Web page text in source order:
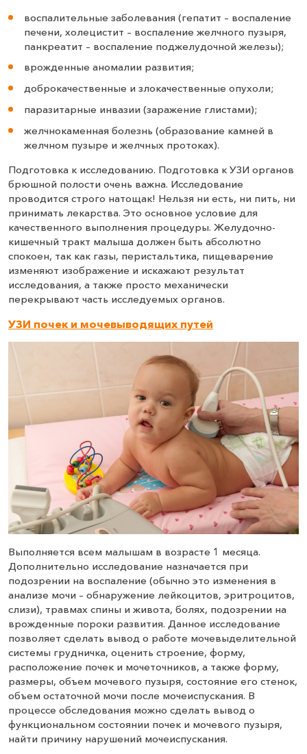
воспалительные заболевания (гепатит – воспаление
печени, холецистит – воспаление желчного пузыря,
панкреатит – воспаление поджелудочной железы);
врожденные аномалии развития;
доброкачественные и злокачественные опухоли;
паразитарные инвазии (заражение глистами);
желчнокаменная болезнь (образование камней в
желчном пузыре и желчных протоках).
Подготовка к исследованию. Подготовка к УЗИ органов
брюшной полости очень важна. Исследование
проводится строго натощак! Нельзя ни есть, ни пить, ни
принимать лекарства. Это основное условие для
качественного выполнения процедуры. Желудочно-
кишечный тракт малыша должен быть абсолютно
спокоен, так как газы, перистальтика, пищеварение
изменяют изображение и искажают результат
исследования, а также просто механически
перекрывают часть исследуемых органов.
УЗИ почек и мочевыводящих путей
Выполняется всем малышам в возрасте 1 месяца.
Дополнительно исследование назначается при
подозрении на воспаление (обычно это изменения в
анализе мочи – обнаружение лейкоцитов, эритроцитов,
слизи), травмах спины и живота, болях, подозрении на
врожденные пороки развития. Данное исследование
позволяет сделать вывод о работе мочевыделительной
системы грудничка, оценить строение, форму,
расположение почек и мочеточников, а также форму,
размеры, объем мочевого пузыря, состояние его стенок,
объем остаточной мочи после мочеиспускания. В
процессе обследования можно сделать вывод о
функциональном состоянии почек и мочевого пузыря,
найти причину нарушений мочеиспускания.